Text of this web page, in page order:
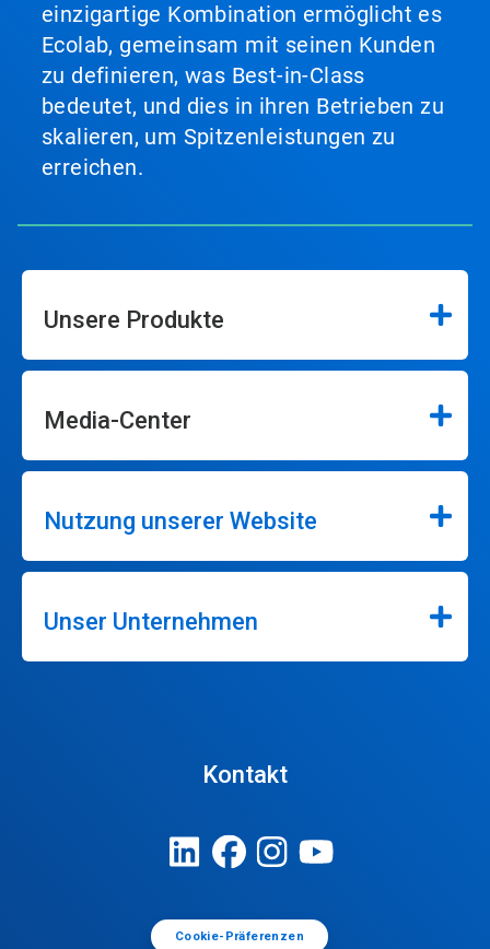
einzigartige Kombination ermöglicht es
Ecolab, gemeinsam mit seinen Kunden
zu definieren, was Best-in-Class
bedeutet, und dies in ihren Betrieben zu
skalieren, um Spitzenleistungen zu
erreichen.
Unsere Produkte
Media-Center
Nutzung unserer Website
Unser Unternehmen
Kontakt
Cookie-Präferenzen